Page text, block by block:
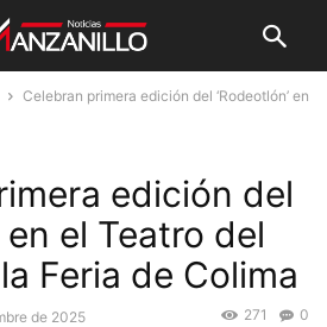
Celebran primera edición del ‘Rodeotlón’ en
edición del
en el Teatro del
Feria de Colima
de 2025 0
271